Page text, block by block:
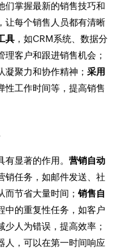
们掌握最新的销售技巧和
让每个销售人员都有清晰
具 ，如CRM系统、数据分
客户和跟进销售机会；
凝聚力和协作精神；采用
性工作时间等，提高销售
有显著的作用。营销自动
销任务，如邮件发送、社
而节省大量时间；销售自
中的重复性任务，如客户
人为错误，提高效率；
人，可以在第一时间响应